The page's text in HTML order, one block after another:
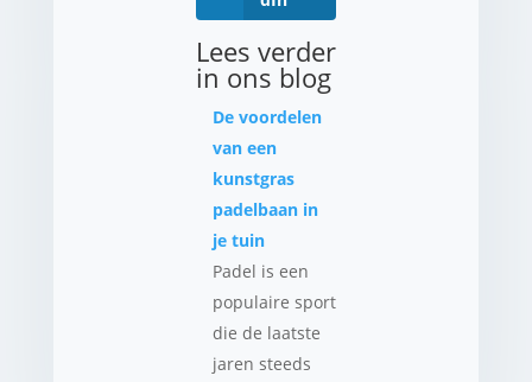
Lees verder
in ons blog
De voordelen
van een
kunstgras
padelbaan in
je tuin
Padel is een
populaire sport
die de laatste
jaren steeds